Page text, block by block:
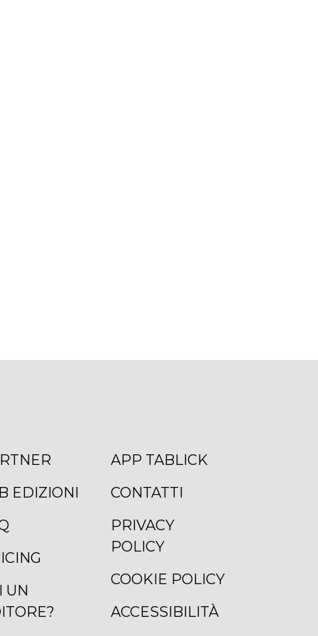
APP TABLICK
CONTATTI
PRIVACY
POLICY
COOKIE POLICY
ACCESSIBILITÀ
EDIZIONI
UN